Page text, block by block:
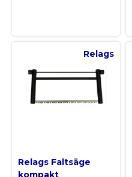
Relags
Relags Faltsäge
kompakt